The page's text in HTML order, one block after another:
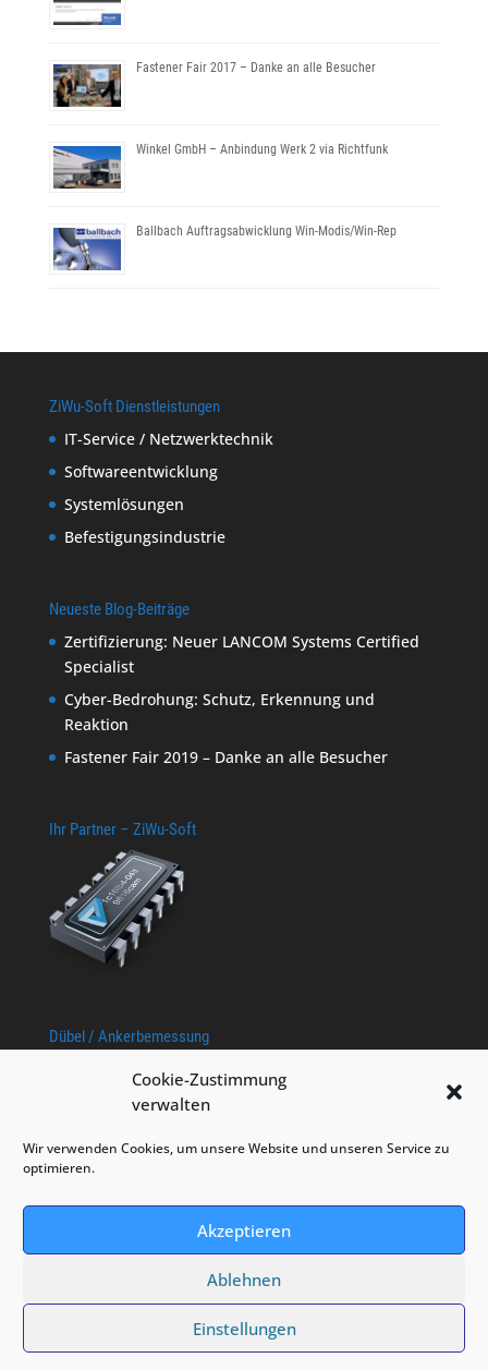
Cookie-Zustimmung
verwalten
Wir verwenden Cookies, um unsere Website und unseren Service zu
optimieren.
Akzeptieren
Ablehnen
Einstellungen
Fastener Fair 2017 – Danke an alle Besucher
Winkel GmbH – Anbindung Werk 2 via Richtfunk
Ballbach Auftragsabwicklung Win-Modis/Win-Rep
ZiWu-Soft Dienstleistungen
IT-Service / Netzwerktechnik
Softwareentwicklung
Systemlösungen
Befestigungsindustrie
Neueste Blog-Beiträge
Zertifizierung: Neuer LANCOM Systems Certified
Specialist
Cyber-Bedrohung: Schutz, Erkennung und
Reaktion
Fastener Fair 2019 – Danke an alle Besucher
Ihr Partner – ZiWu-Soft
Dübel / Ankerbemessung
Elegant Themes
WordPress